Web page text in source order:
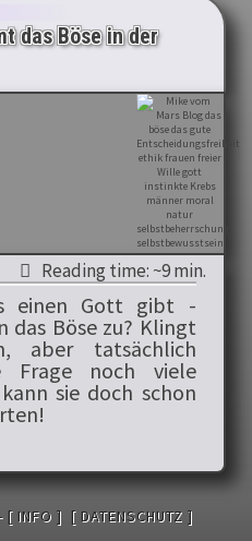
das Böse in der
Reading time: ~9 min.
einen Gott gibt -
das Böse zu? Klingt
aber tatsächlich
Frage noch viele
sie doch schon
[ INFO ] [ DATENSCHUTZ ]